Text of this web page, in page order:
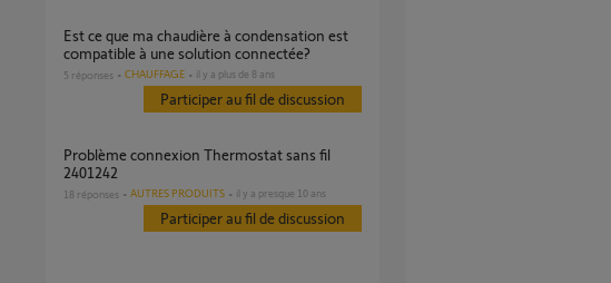
Est ce que ma chaudière à condensation est
compatible à une solution connectée?
5 réponses CHAUFFAGE il y a plus de 8 ans
Participer au fil de discussion
Problème connexion Thermostat sans fil
2401242
18 réponses AUTRES PRODUITS il y a presque 10 ans
Participer au fil de discussion